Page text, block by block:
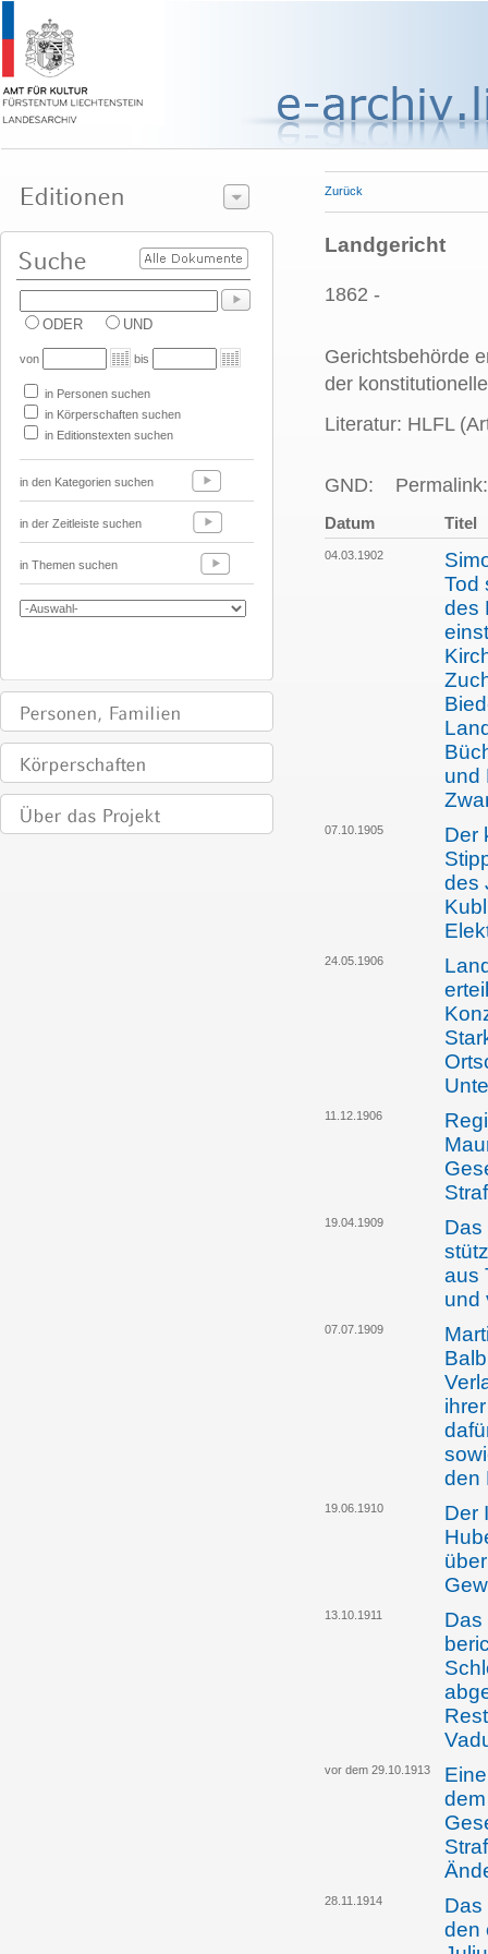
ODER UND
von bis
in Personen suchen
in Körperschaften suchen
in Editionstexten suchen
in den Kategorien suchen
in der Zeitleiste suchen
in Themen suchen
Zurück
Landgericht
1862 -
Gerichtsbehörde
der
Literatur: HLFL
GND:
Datum Titel
04.03.1902
Tod
des
und
07.10.1905
Der
des
24.05.1906
11.12.1906
19.04.1909
Das
aus
und
07.07.1909
den
19.06.1910
Der
13.10.1911
Das
vor dem 29.10.1913
28.11.1914
Das
den